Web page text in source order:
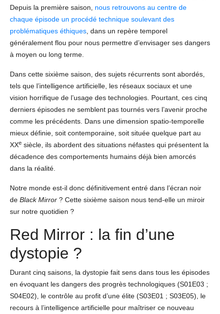
Depuis la première saison, nous retrouvons au centre de
chaque épisode un procédé technique soulevant des
problématiques éthiques , dans un repère temporel
généralement flou pour nous permettre d’envisager ses dangers
à moyen ou long terme.
Dans cette sixième saison, des sujets récurrents sont abordés,
tels que l’intelligence artificielle, les réseaux sociaux et une
vision horrifique de l’usage des technologies. Pourtant, ces cinq
derniers épisodes ne semblent pas tournés vers l’avenir proche
comme les précédents. Dans une dimension spatio-temporelle
mieux définie, soit contemporaine, soit située quelque part au
XXe siècle, ils abordent des situations néfastes qui présentent la
décadence des comportements humains déjà bien amorcés
dans la réalité.
Notre monde est-il donc définitivement entré dans l’écran noir
de Black Mirror ? Cette sixième saison nous tend-elle un miroir
sur notre quotidien ?
Red Mirror : la fin d’une
dystopie ?
Durant cinq saisons, la dystopie fait sens dans tous les épisodes
en évoquant les dangers des progrès technologiques (S01E03 ;
S04E02), le contrôle au profit d’une élite (S03E01 ; S03E05), le
recours à l’intelligence artificielle pour maîtriser ce nouveau